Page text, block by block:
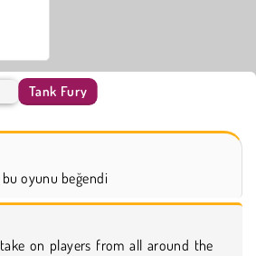
Tank Fury
bu oyunu beğendi
on players from all around the